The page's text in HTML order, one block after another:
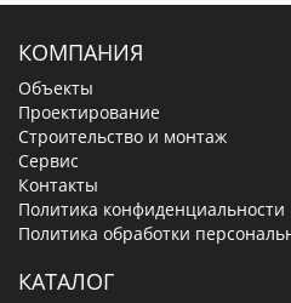
КОМПАНИЯ
Объекты
Проектирование
Строительство и монтаж
Сервис
Контакты
Политика конфиденциальности
Политика обработки
КАТАЛОГ